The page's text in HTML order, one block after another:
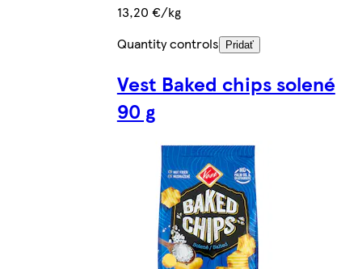
13,20 €/kg
Quantity controls
Pridať
Vest Baked chips solené
90 g